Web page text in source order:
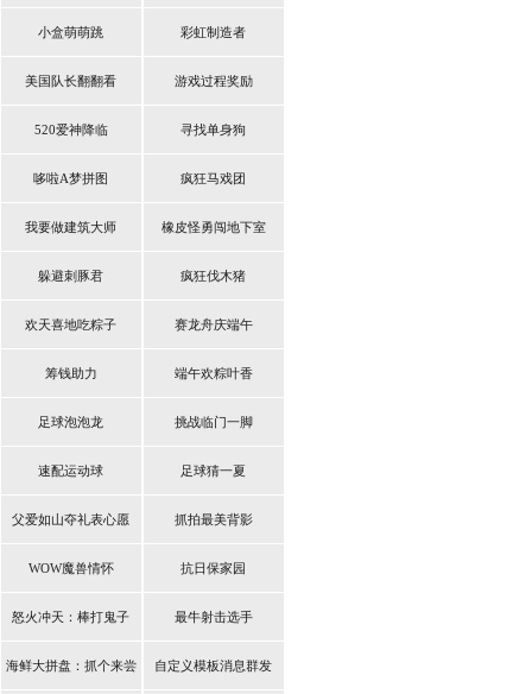
小盒萌萌跳 彩虹制造者
美国队长翻翻看 游戏过程奖励
520爱神降临 寻找单身狗
哆啦A梦拼图 疯狂马戏团
我要做建筑大师 橡皮怪勇闯地下室
躲避刺豚君 疯狂伐木猪
欢天喜地吃粽子 赛龙舟庆端午
筹钱助力 端午欢粽叶香
足球泡泡龙 挑战临门一脚
速配运动球 足球猜一夏
父爱如山夺礼表心愿 抓拍最美背影
WOW魔兽情怀 抗日保家园
怒火冲天：棒打鬼子 最牛射击选手
海鲜大拼盘：抓个来尝 自定义模板消息群发